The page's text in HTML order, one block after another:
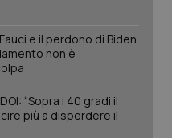
e il perdono di Biden.
non è
“Sopra i 40 gradi il
più a disperdere il